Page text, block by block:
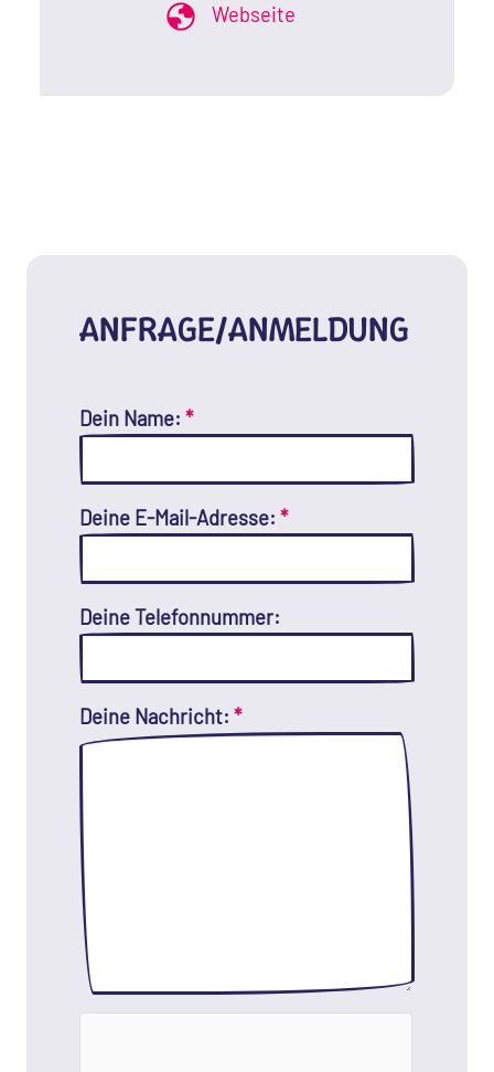
Webseite
ANFRAGE/ANMELDUNG
Dein Name: *
Deine E-Mail-Adresse: *
Deine Telefonnummer:
Deine Nachricht: *